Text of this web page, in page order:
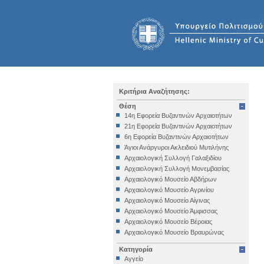
Κριτήρια Αναζήτησης:
Θέση
14η Εφορεία Βυζαντινών Αρχαιοτήτων
21η Εφορεία Βυζαντινών Αρχαιοτήτων
6η Εφορεία Βυζαντινών Αρχαιοτήτων
Άγιοι Ανάργυροι Ακλειδιού Μυτιλήνης
Αρχαιολογική Συλλογή Γαλαξιδίου
Αρχαιολογική Συλλογή Μονεμβασίας
Αρχαιολογικό Μουσείο Αβδήρων
Αρχαιολογικό Μουσείο Αγρινίου
Αρχαιολογικό Μουσείο Αίγινας
Αρχαιολογικό Μουσείο Άμφισσας
Αρχαιολογικό Μουσείο Βέροιας
Αρχαιολογικό Μουσείο Βραυρώνας
Αρχαιολογικό Μουσείο Δελφών
Αρχαιολογικό Μουσείο Ηγουμενίτσας
Κατηγορία
Αγγείο